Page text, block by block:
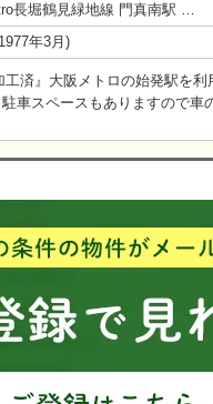
Osaka Metro長堀鶴見緑地線 門真南駅 徒歩 19分
年3月)
済』大阪メトロの始発駅を利
車スペースもありますので車